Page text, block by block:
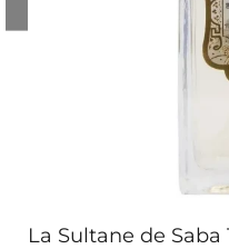
La Sultane de